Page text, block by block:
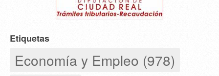
Etiquetas
Economía y Empleo (978)